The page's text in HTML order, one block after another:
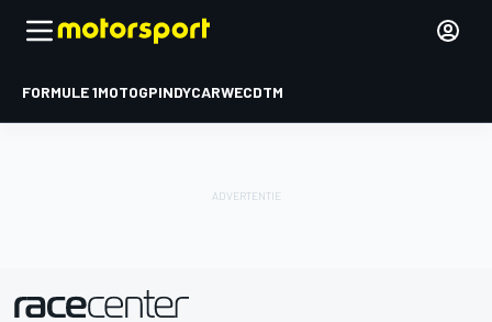
FORMULE 1MOTOGPINDYCARWECDTM